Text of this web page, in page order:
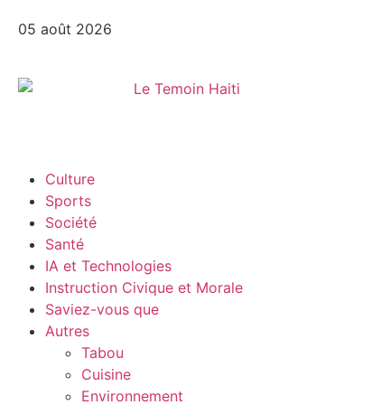
05 août 2026
Culture
Sports
Société
Santé
IA et Technologies
Instruction Civique et Morale
Saviez-vous que
Autres
Tabou
Cuisine
Environnement